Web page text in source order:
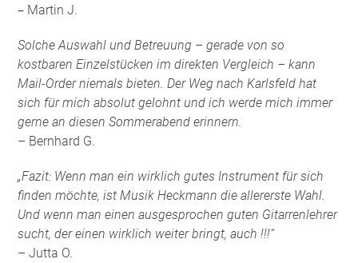
– Martin J.
Solche Auswahl und Betreuung – gerade von so
kostbaren Einzelstücken im direkten Vergleich – kann
Mail-Order niemals bieten. Der Weg nach Karlsfeld hat
sich für mich absolut gelohnt und ich werde mich immer
gerne an diesen Sommerabend erinnern.
– Bernhard G.
„Fazit: Wenn man ein wirklich gutes Instrument für sich
finden möchte, ist Musik Heckmann die allererste Wahl.
Und wenn man einen ausgesprochen guten Gitarrenlehrer
sucht, der einen wirklich weiter bringt, auch !!!“
– Jutta O.